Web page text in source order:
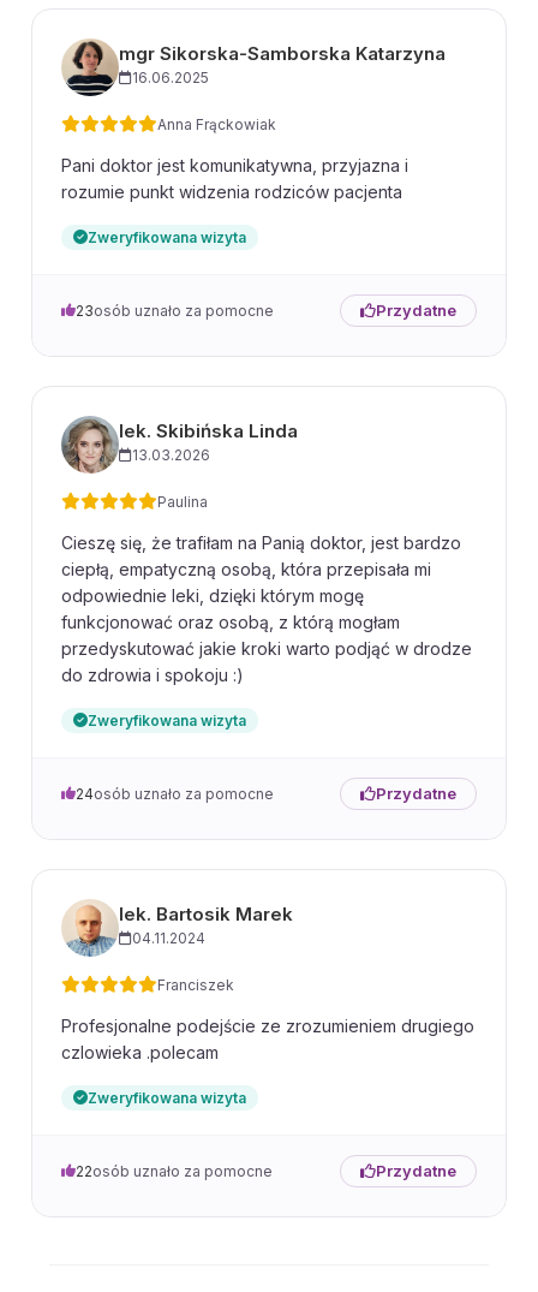
mgr Sikorska-Samborska Katarzyna
16.06.2025
Anna Frąckowiak
Pani doktor jest komunikatywna, przyjazna i
rozumie punkt widzenia rodziców pacjenta
Zweryfikowana wizyta
23osób uznało za pomocne Przydatne
lek. Skibińska Linda
13.03.2026
Paulina
Cieszę się, że trafiłam na Panią doktor, jest bardzo
ciepłą, empatyczną osobą, która przepisała mi
odpowiednie leki, dzięki którym mogę
funkcjonować oraz osobą, z którą mogłam
przedyskutować jakie kroki warto podjąć w drodze
do zdrowia i spokoju :)
Zweryfikowana wizyta
24osób uznało za pomocne Przydatne
lek. Bartosik Marek
04.11.2024
Franciszek
Profesjonalne podejście ze zrozumieniem drugiego
czlowieka .polecam
Zweryfikowana wizyta
22osób uznało za pomocne Przydatne